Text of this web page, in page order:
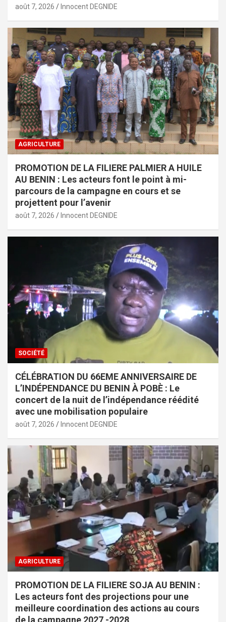
août 7, 2026 Innocent DEGNIDE
AGRICULTURE
PROMOTION DE LA FILIERE PALMIER A HUILE
AU BENIN : Les acteurs font le point à mi-
parcours de la campagne en cours et se
projettent pour l’avenir
août 7, 2026 Innocent DEGNIDE
SOCIÉTÉ
CÉLÉBRATION DU 66EME ANNIVERSAIRE DE
L’INDÉPENDANCE DU BENIN À POBÈ : Le
concert de la nuit de l’indépendance réédité
avec une mobilisation populaire
août 7, 2026 Innocent DEGNIDE
AGRICULTURE
PROMOTION DE LA FILIERE SOJA AU BENIN :
Les acteurs font des projections pour une
meilleure coordination des actions au cours